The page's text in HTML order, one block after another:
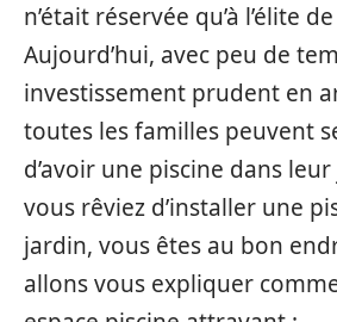
n’était réservée qu’à l’élite
Aujourd’hui, avec peu de
investissement prudent en
toutes les familles peuvent
d’avoir une piscine dans
vous rêviez d’installer une
jardin, vous êtes au bon
allons vous expliquer